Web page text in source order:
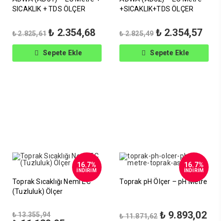
SICAKLIK + TDS ÖLÇER
₺2.825,61 Orijinal
fiyat:
₺ 2.825,61.
₺ 2.354,68Şu
fiyat:
Sepete Ekle
+SICAKLIK+TDS ÖLÇER
₺2.825,49 Orijinal
fiyat:
₺ 2.825,49.
₺ 2.354,57Şu
Sepete Ekle
Toprak Sıcaklığı Nemi EC
(Tuzluluk) Ölçer
₺13.355,94Orijinal
16.7%
İNDİRİM
Toprak pH Ölçer – pH Metre
₺11.871,62 Orijinal
₺ 9.893,02Şu
16.7%
İNDİRİM